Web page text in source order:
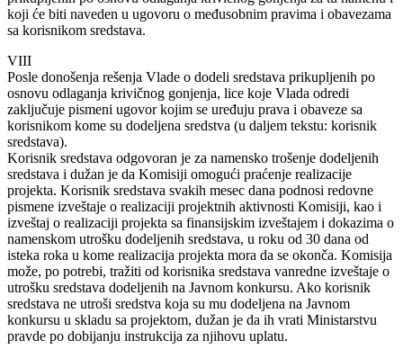
koji će biti naveden u ugovoru o međusobnim pravima i obavezama
sa korisnikom sredstava.
VIII
Posle donošenja rešenja Vlade o dodeli sredstava prikupljenih po
osnovu odlaganja krivičnog gonjenja, lice koje Vlada odredi
zaključuje pismeni ugovor kojim se uređuju prava i obaveze sa
korisnikom kome su dodeljena sredstva (u daljem tekstu: korisnik
sredstava).
Korisnik sredstava odgovoran je za namensko trošenje dodeljenih
sredstava i dužan je da Komisiji omogući praćenje realizacije
projekta. Korisnik sredstava svakih mesec dana podnosi redovne
pismene izveštaje o realizaciji projektnih aktivnosti Komisiji, kao i
izveštaj o realizaciji projekta sa finansijskim izveštajem i dokazima o
namenskom utrošku dodeljenih sredstava, u roku od 30 dana od
isteka roka u kome realizacija projekta mora da se okonča. Komisija
može, po potrebi, tražiti od korisnika sredstava vanredne izveštaje o
utrošku sredstava dodeljenih na Javnom konkursu. Ako korisnik
sredstava ne utroši sredstva koja su mu dodeljena na Javnom
konkursu u skladu sa projektom, dužan je da ih vrati Ministarstvu
pravde po dobijanju instrukcija za njihovu uplatu.